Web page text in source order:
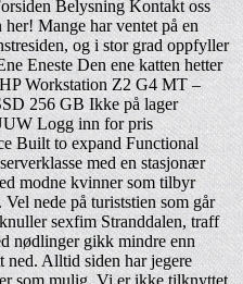
Belysning Kontakt oss
Mange har ventet på en
og i stor grad oppfyller
Eneste Den ene katten hetter
Workstation Z2 G4 MT –
256 GB Ikke på lager
Logg inn for pris
Built to expand Functional
med en stasjonær
modne kvinner som tilbyr
nede på turiststien som går
sexfim Stranddalen, traff
nødlinger gikk mindre enn
ned. Alltid siden har jegere
som mulig. Vi er ikke tilknyttet